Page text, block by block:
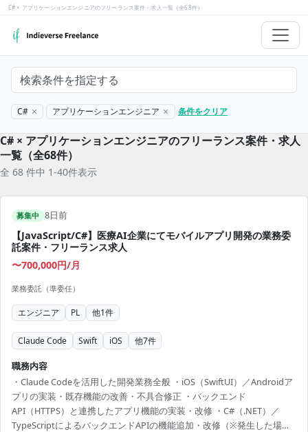
C# × アプリケーションエンジニアのフリーランス案件・求人一覧（全68件）
検索条件を指定する
C# アプリケーションエンジニア 条件をクリア
C# × アプリケーションエンジニアのフリーランス案件・求人
一覧（全68件）
全 68 件中 1-40件表示
募集中 8日前
【JavaScript/C#】医療AI企業にてモバイルアプリ開発の業務委
託案件・フリーランス求人
〜700,000円/月
業務委託（準委任）
エンジニア PL 他1件
Claude Code Swift iOS 他7件
職務内容
・Claude Codeを活用した開発業務全般 ・iOS（SwiftUI）／Androidア
プリの実装・既存機能の改善・不具合修正 ・バックエンド
API（HTTPS）と連携したアプリ機能の実装・改修 ・C#（.NET）／
TypeScriptによるバックエンドAPIの機能追加・改修（※発生した場